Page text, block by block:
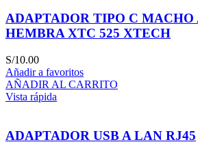
ADAPTADOR TIPO C MACHO
HEMBRA XTC 525 XTECH
S/10.00
Añadir a favoritos
AÑADIR AL CARRITO
Vista rápida
ADAPTADOR USB A LAN RJ45